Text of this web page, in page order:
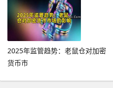
2025年监管趋势：老鼠仓对加密
货币市